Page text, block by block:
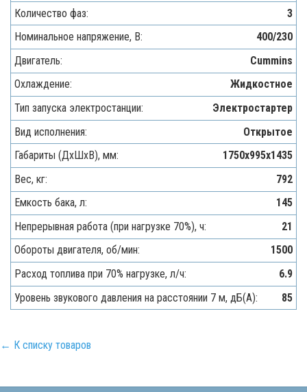
Количество фаз:
3
Номинальное напряжение, В:
400/230
Двигатель:
Cummins
Охлаждение:
Жидкостное
Тип запуска электростанции:
Электростартер
Вид исполнения:
Открытое
Габариты (ДхШхВ), мм:
1750х995х1435
Вес, кг:
792
Емкость бака, л:
145
Непрерывная работа (при нагрузке 70%), ч:
21
Обороты двигателя, об/мин:
1500
Расход топлива при 70% нагрузке, л/ч:
6.9
Уровень звукового давления на расстоянии 7 м, дБ(A):
85
← К списку товаров